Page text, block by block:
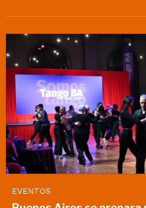
EVENTOS